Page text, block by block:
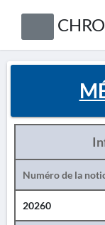
Numéro de la
20260